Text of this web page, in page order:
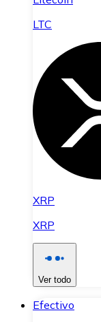
LTC
XRP
XRP
Ver todo
Efectivo